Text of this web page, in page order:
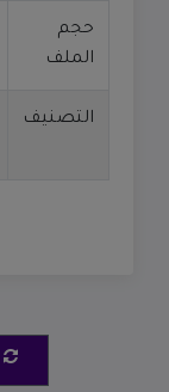
حجم
الملف
التصنيف